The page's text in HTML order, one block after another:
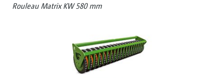
Rouleau Matrix KW 580 mm